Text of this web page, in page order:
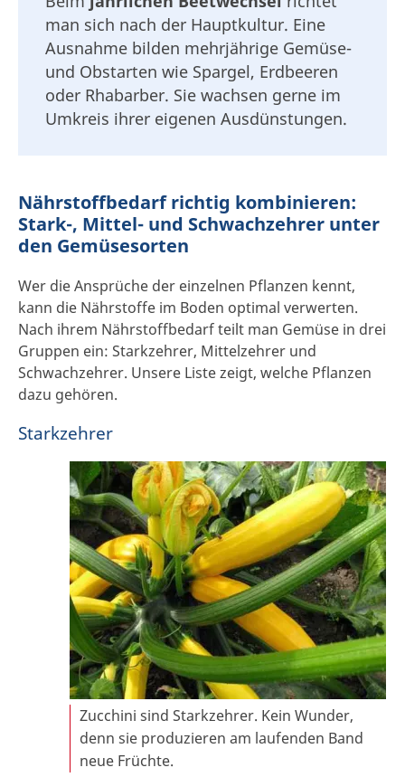
man sich nach der Hauptkultur. Eine
Ausnahme bilden mehrjährige Gemüse-
und Obstarten wie Spargel, Erdbeeren
oder Rhabarber. Sie wachsen gerne im
Umkreis ihrer eigenen Ausdünstungen.
Nährstoffbedarf richtig kombinieren:
Stark-, Mittel- und Schwachzehrer unter
den Gemüsesorten
Wer die Ansprüche der einzelnen Pflanzen kennt,
kann die Nährstoffe im Boden optimal verwerten.
Nach ihrem Nährstoffbedarf teilt man Gemüse in drei
Gruppen ein: Starkzehrer, Mittelzehrer und
Schwachzehrer. Unsere Liste zeigt, welche Pflanzen
dazu gehören.
Starkzehrer
Zucchini sind Starkzehrer. Kein Wunder,
denn sie produzieren am laufenden Band
neue Früchte.